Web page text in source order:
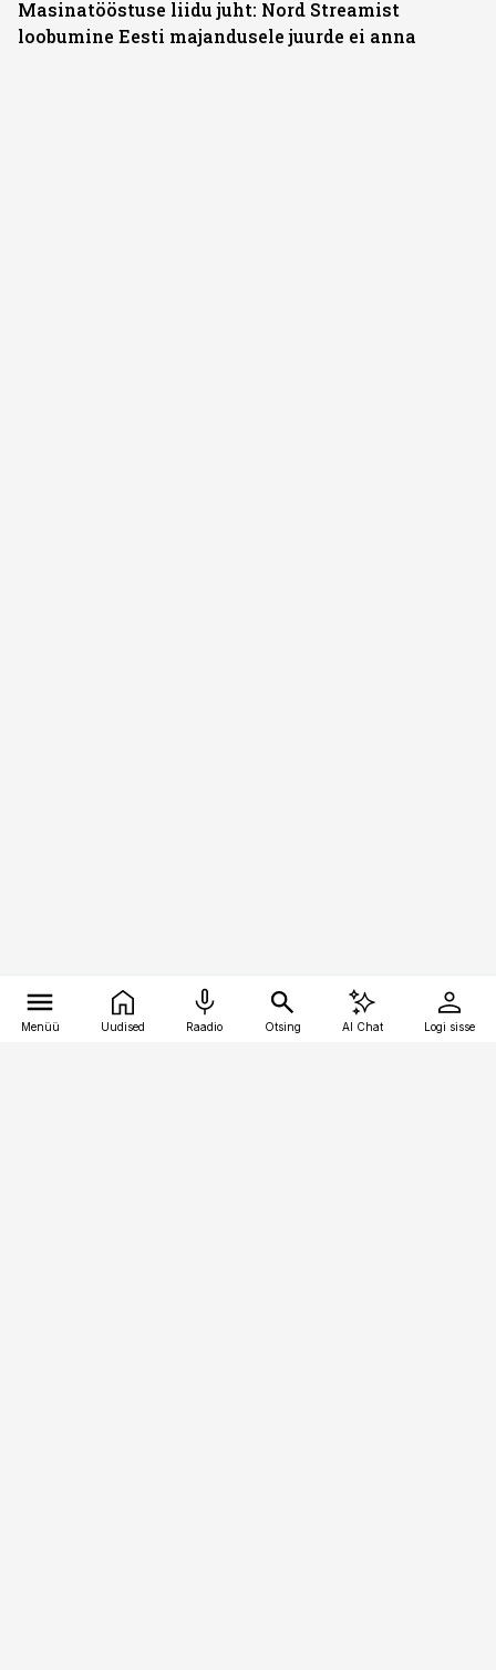
Masinatööstuse liidu juht: Nord Streamist
loobumine Eesti majandusele juurde ei anna
Menüü Uudised Raadio Otsing AI Chat Logi sisse